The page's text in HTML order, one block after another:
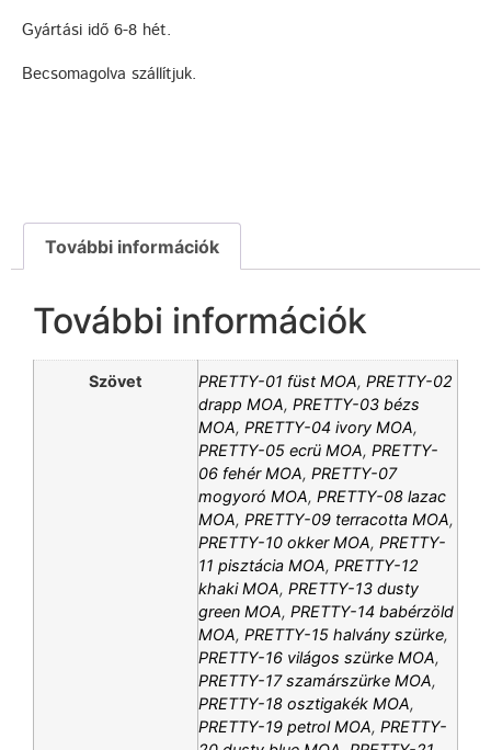
Gyártási idő 6-8 hét.
Becsomagolva szállítjuk.
További információk
További információk
Szövet PRETTY-01 füst MOA, PRETTY-02
drapp MOA, PRETTY-03 bézs
MOA, PRETTY-04 ivory MOA,
PRETTY-05 ecrü MOA, PRETTY-
06 fehér MOA, PRETTY-07
mogyoró MOA, PRETTY-08 lazac
MOA, PRETTY-09 terracotta MOA,
PRETTY-10 okker MOA, PRETTY-
11 pisztácia MOA, PRETTY-12
khaki MOA, PRETTY-13 dusty
green MOA, PRETTY-14 babérzöld
MOA, PRETTY-15 halvány szürke,
PRETTY-16 világos szürke MOA,
PRETTY-17 szamárszürke MOA,
PRETTY-18 osztigakék MOA,
PRETTY-19 petrol MOA, PRETTY-